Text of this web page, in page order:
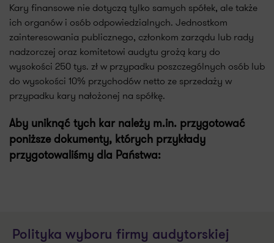
Kary finansowe nie dotyczą tylko samych spółek, ale także
ich organów i osób odpowiedzialnych. Jednostkom
zainteresowania publicznego, członkom zarządu lub rady
nadzorczej oraz komitetowi audytu grożą kary do
wysokości 250 tys. zł w przypadku poszczególnych osób lub
do wysokości 10% przychodów netto ze sprzedaży w
przypadku kary nałożonej na spółkę.
Aby uniknąć tych kar należy m.in. przygotować
poniższe dokumenty, których przykłady
przygotowaliśmy dla Państwa:
Polityka wyboru firmy audytorskiej